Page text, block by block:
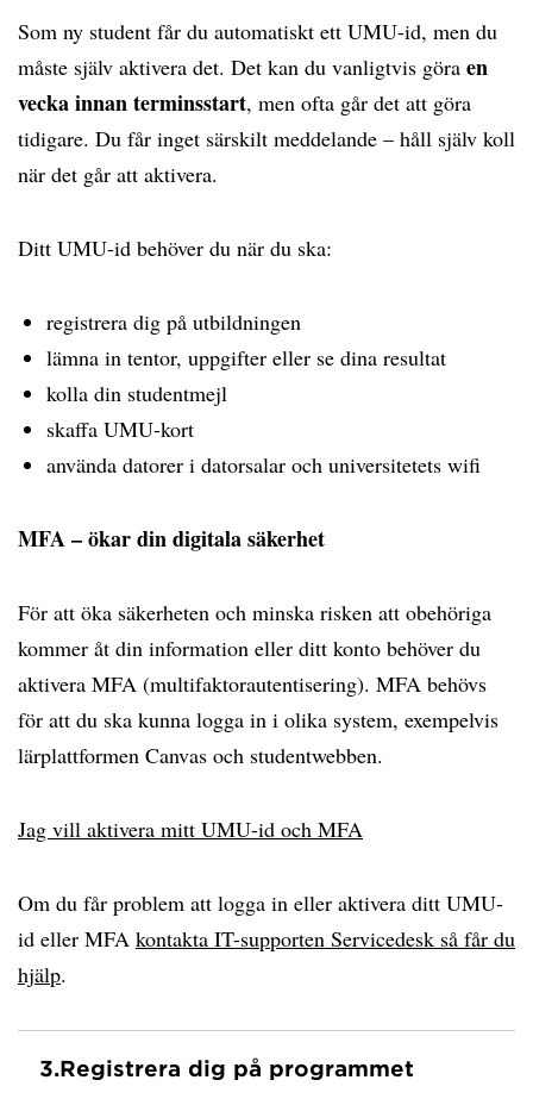
Som ny student får du automatiskt ett UMU-id, men du
måste själv aktivera det. Det kan du vanligtvis göra en
vecka innan terminsstart, men ofta går det att göra
tidigare. Du får inget särskilt meddelande – håll själv koll
när det går att aktivera.
Ditt UMU-id behöver du när du ska:
registrera dig på utbildningen
lämna in tentor, uppgifter eller se dina resultat
kolla din studentmejl
skaffa UMU-kort
använda datorer i datorsalar och universitetets wifi
MFA – ökar din digitala säkerhet
För att öka säkerheten och minska risken att obehöriga
kommer åt din information eller ditt konto behöver du
aktivera MFA (multifaktorautentisering). MFA behövs
för att du ska kunna logga in i olika system, exempelvis
lärplattformen Canvas och studentwebben.
Jag vill aktivera mitt UMU-id och MFA
Om du får problem att logga in eller aktivera ditt UMU-
id eller MFA kontakta IT-supporten Servicedesk så får du
hjälp.
3.Registrera dig på programmet